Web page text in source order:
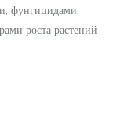
фунгицидами,
роста растений